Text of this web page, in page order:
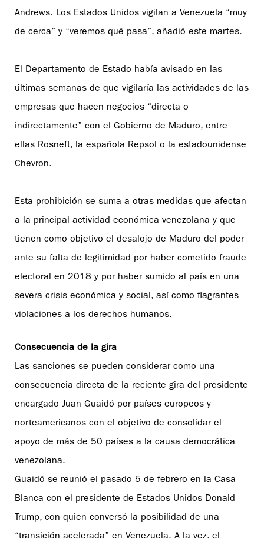
Andrews. Los Estados Unidos vigilan a Venezuela “muy
de cerca” y “veremos qué pasa”, añadió este martes.
El Departamento de Estado había avisado en las
últimas semanas de que vigilaría las actividades de las
empresas que hacen negocios “directa o
indirectamente” con el Gobierno de Maduro, entre
ellas Rosneft, la española Repsol o la estadounidense
Chevron.
Esta prohibición se suma a otras medidas que afectan
a la principal actividad económica venezolana y que
tienen como objetivo el desalojo de Maduro del poder
ante su falta de legitimidad por haber cometido fraude
electoral en 2018 y por haber sumido al país en una
severa crisis económica y social, así como flagrantes
violaciones a los derechos humanos.
Consecuencia de la gira
Las sanciones se pueden considerar como una
consecuencia directa de la reciente gira del presidente
encargado Juan Guaidó por países europeos y
norteamericanos con el objetivo de consolidar el
apoyo de más de 50 países a la causa democrática
venezolana.
Guaidó se reunió el pasado 5 de febrero en la Casa
Blanca con el presidente de Estados Unidos Donald
Trump, con quien conversó la posibilidad de una